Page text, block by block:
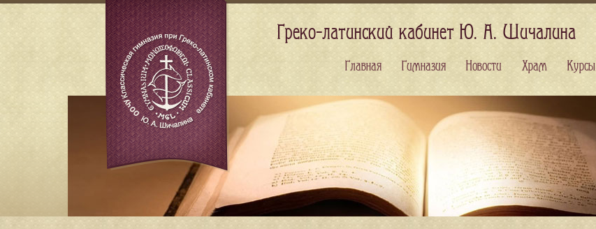
Греко-латинский кабинет Ю. А. Шичалина
Главная Гимназия Новости Храм Курсы